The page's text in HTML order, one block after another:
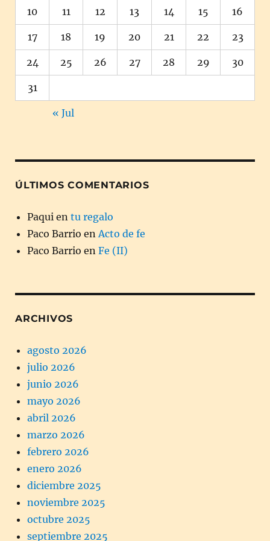
10 11 12 13 14 15 16
17 18 19 20 21 22 23
24 25 26 27 28 29 30
31
« Jul
ÚLTIMOS COMENTARIOS
Paqui en tu regalo
Paco Barrio en Acto de fe
Paco Barrio en Fe (II)
ARCHIVOS
agosto 2026
julio 2026
junio 2026
mayo 2026
abril 2026
marzo 2026
febrero 2026
enero 2026
diciembre 2025
noviembre 2025
octubre 2025
septiembre 2025